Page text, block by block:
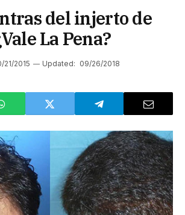
del injerto de
La Pena?
21/2015 Updated: 09/26/2018